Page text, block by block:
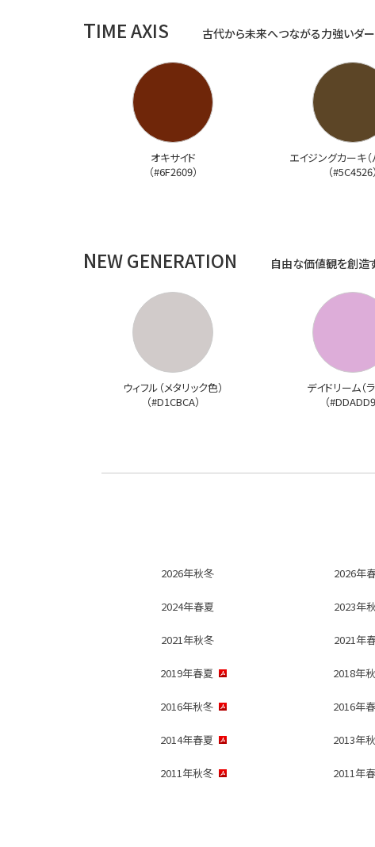
TIME AXIS 古代から未来へつながる力強いダ
オキサイド
（#6F2609）
エイジングカーキ（
（#5C4526）
NEW GENERATION 自由な価値観を創造
ウィフル（メタリック色）
（#D1CBCA）
デイドリーム（
（#DDADD9
2026年秋冬 2026年
2024年春夏 2023年
2021年秋冬 2021年
2019年春夏 2018年
2016年秋冬 2016年
2014年春夏 2013年
2011年秋冬 2011年